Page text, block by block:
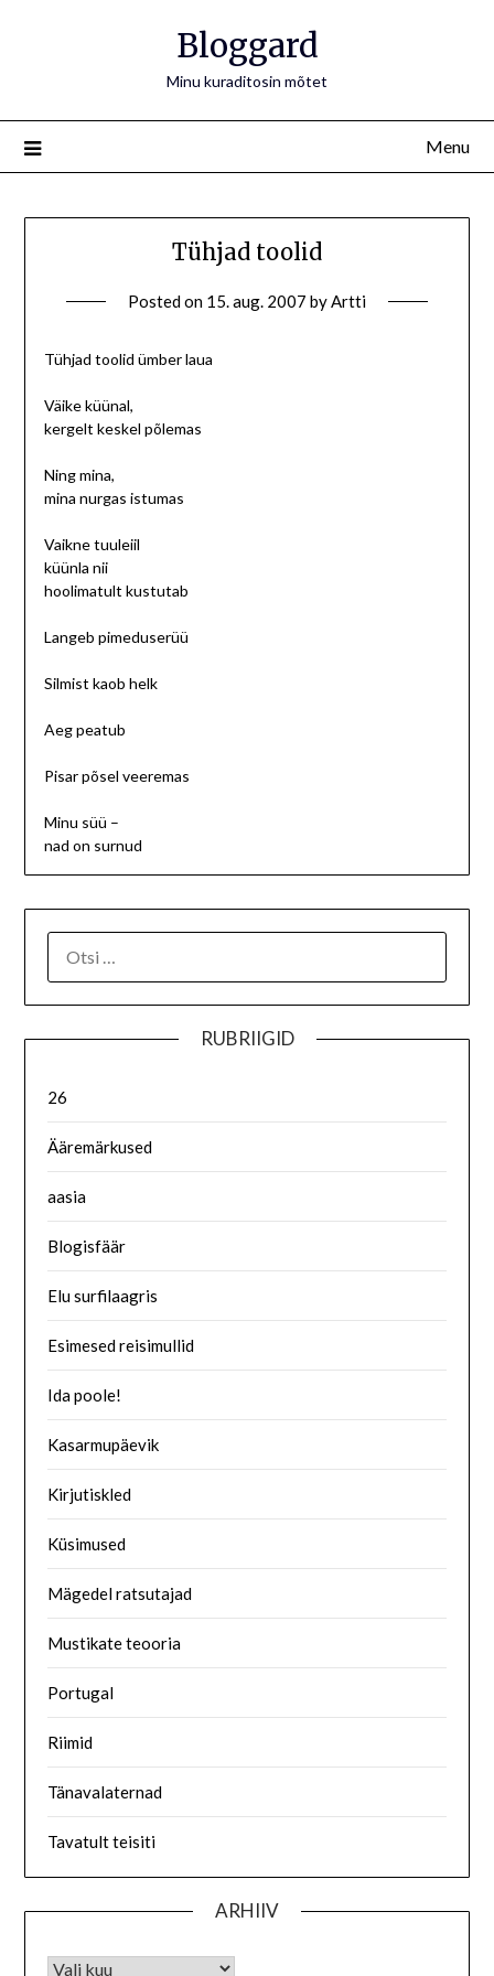
Bloggard
Minu kuraditosin mõtet
Menu
Tühjad toolid
Posted on 15. aug. 2007 byArtti
Tühjad toolid ümber laua
Väike küünal,
kergelt keskel põlemas
Ning mina,
mina nurgas istumas
Vaikne tuuleiil
küünla nii
hoolimatult kustutab
Langeb pimeduserüü
Silmist kaob helk
Aeg peatub
Pisar põsel veeremas
Minu süü –
nad on surnud
RUBRIIGID
26
Ääremärkused
aasia
Blogisfäär
Elu surfilaagris
Esimesed reisimullid
Ida poole!
Kasarmupäevik
Kirjutiskled
Küsimused
Mägedel ratsutajad
Mustikate teooria
Portugal
Riimid
Tänavalaternad
Tavatult teisiti
ARHIIV